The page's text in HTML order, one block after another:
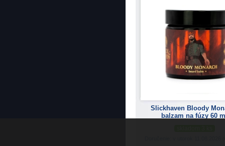
Slickhaven Bloody
balzam na fúzy 60